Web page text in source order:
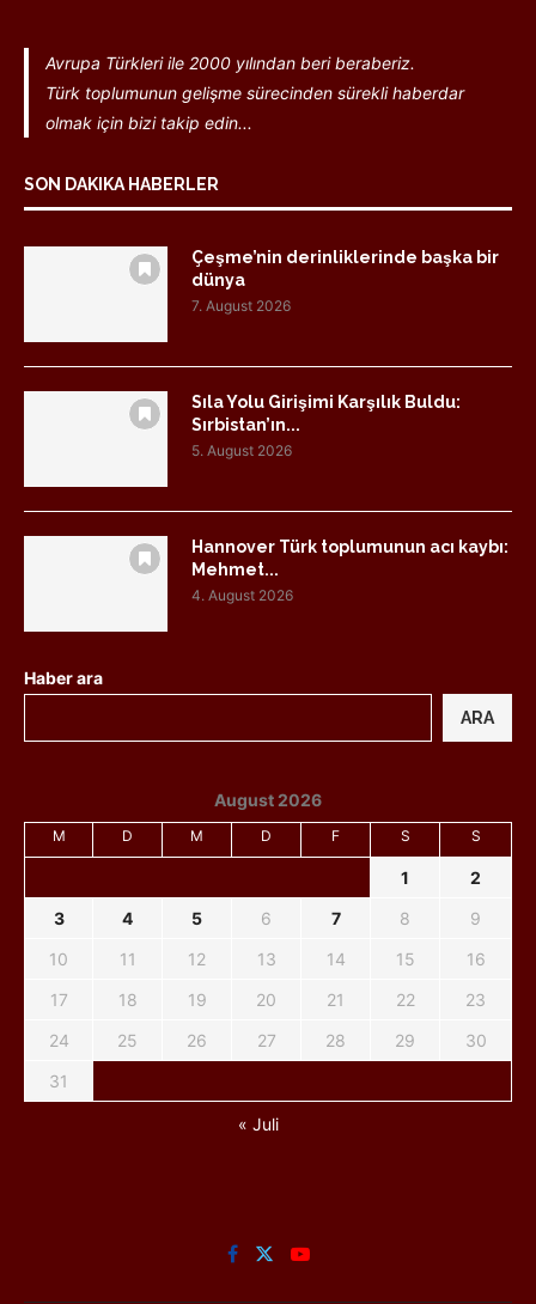
Avrupa Türkleri ile 2000 yılından beri beraberiz.
Türk toplumunun gelişme sürecinden sürekli haberdar
olmak için bizi takip edin...
SON DAKIKA HABERLER
Çeşme’nin derinliklerinde başka bir
dünya
7. August 2026
Sıla Yolu Girişimi Karşılık Buldu:
Sırbistan’ın...
5. August 2026
Hannover Türk toplumunun acı kaybı:
Mehmet...
4. August 2026
Haber ara
ARA
August 2026
M D M D F S S
1
2
3
4 5 6 7 8
9
10
11 12 13 14 15
16
17
18 19 20 21 22
23
24
25 26 27 28 29
30
31
« Juli